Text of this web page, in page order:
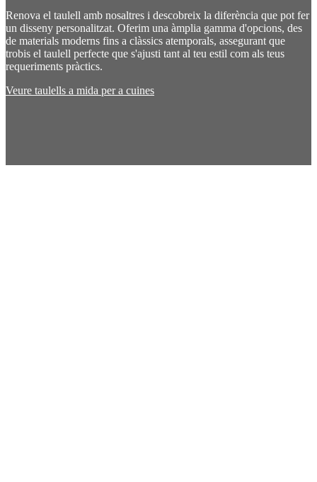
Renova el taulell amb nosaltres i descobreix la diferència que pot fer
un disseny personalitzat. Oferim una àmplia gamma d'opcions, des
de materials moderns fins a clàssics atemporals, assegurant que
trobis el taulell perfecte que s'ajusti tant al teu estil com als teus
requeriments pràctics.
Veure taulells a mida per a cuines